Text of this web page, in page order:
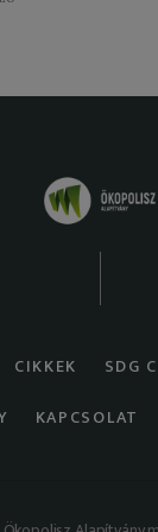
CIKKEK SDG
KAPCSOLAT